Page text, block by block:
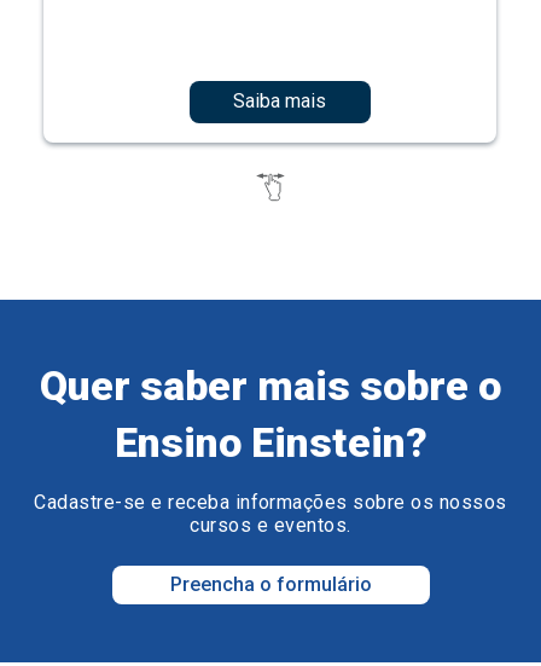
Saiba mais
Quer saber mais sobre o
Ensino Einstein?
Cadastre-se e receba informações sobre os nossos
cursos e eventos.
Preencha o formulário